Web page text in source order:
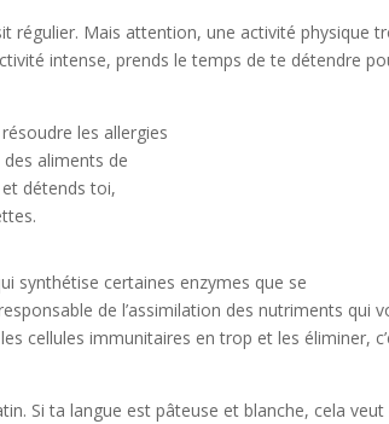
régulier. Mais attention, une activité physique
intense, prends le temps de te détendre
aliments de
détends toi,
synthétise certaines enzymes que se
de l’assimilation des nutriments qui
cellules immunitaires en trop et les éliminer,
Si ta langue est pâteuse et blanche, cela veut